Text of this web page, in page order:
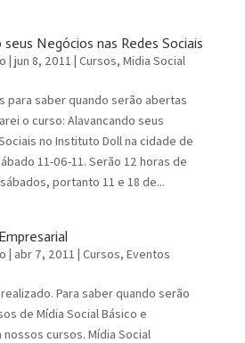
seus Negócios nas Redes Sociais
| jun 8, 2011 | Cursos, Midia Social
para saber quando serão abertas
o curso: Alavancando seus
no Instituto Doll na cidade de
11-06-11. Serão 12 horas de
portanto 11 e 18 de...
| abr 7, 2011 | Cursos, Eventos
Para saber quando serão
de Mídia Social Básico e
cursos. Mídia Social